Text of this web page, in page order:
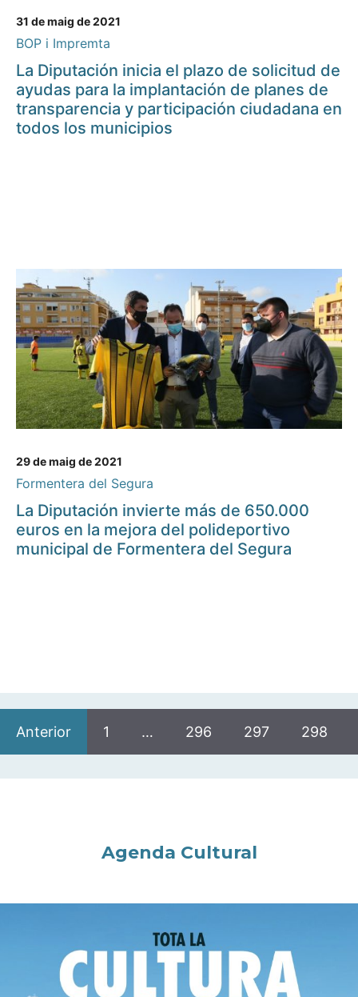
31 de maig de 2021
BOP i Impremta
La Diputación inicia el plazo de solicitud de
ayudas para la implantación de planes de
transparencia y participación ciudadana en
todos los municipios
29 de maig de 2021
Formentera del Segura
La Diputación invierte más de 650.000
euros en la mejora del polideportivo
municipal de Formentera del Segura
Anterior 1 … 296 297 298
Agenda Cultural